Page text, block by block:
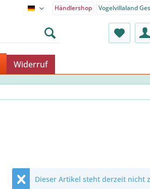
Endkunden-Shop - Deutsch
Händlershop Vogelvillaland
Widerruf
Dieser Artikel steht derzeit nicht